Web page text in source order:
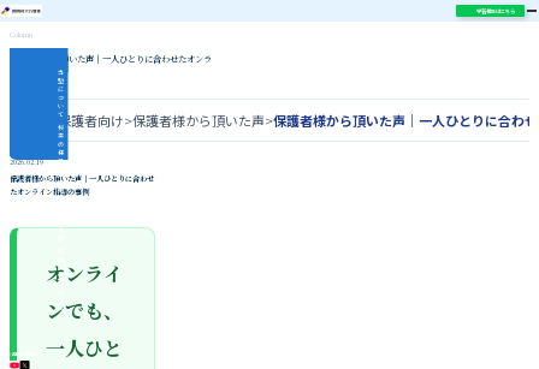
学習相談はこちら
当
塾
に
つ
い
て
授
業
の
様
子
指
導
内
実
同
立
対
ラ
\ 各種SNS更新中 /
Column
保護者様から頂いた声｜一人ひとりに合わせたオンラ
イン指導の事例
保護者向け>保護者様から頂いた声>保護者様から頂いた声｜一人ひとりに合わ
2026.02.19
保護者様から頂いた声｜一人ひとりに合わせ
たオンライン指導の事例
オンライ
ンでも、
一人ひと